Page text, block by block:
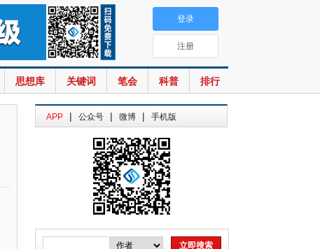
思想库 关键词 笔会 科普 排行
登录
注册
APP | 公众号 | 微博 | 手机版